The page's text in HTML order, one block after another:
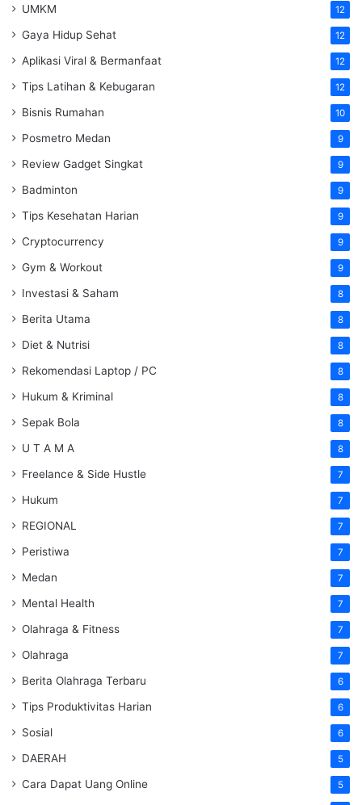
UMKM 12
Gaya Hidup Sehat 12
Aplikasi Viral & Bermanfaat 12
Tips Latihan & Kebugaran 12
Bisnis Rumahan 10
Posmetro Medan 9
Review Gadget Singkat 9
Badminton 9
Tips Kesehatan Harian 9
Cryptocurrency 9
Gym & Workout 9
Investasi & Saham 8
Berita Utama 8
Diet & Nutrisi 8
Rekomendasi Laptop / PC 8
Hukum & Kriminal 8
Sepak Bola 8
U T A M A 8
Freelance & Side Hustle 7
Hukum 7
REGIONAL 7
Peristiwa 7
Medan 7
Mental Health 7
Olahraga & Fitness 7
Olahraga 7
Berita Olahraga Terbaru 6
Tips Produktivitas Harian 6
Sosial 6
DAERAH 5
Cara Dapat Uang Online 5